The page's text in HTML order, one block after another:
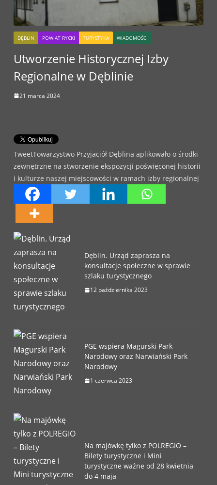
DĘBLIN POWIAT RYCKI TURYSTYKA WIADOMOŚCI
Utworzenie Historycznej Izby
Regionalne w Dęblinie
21 marca 2024
TweetTowarzystwo Przyjaciół Dęblina aplikowało o środki
zewnętrzne na stworzenie ekspozycji poświęconej historii
i kulturze naszej miejscowości w ramach izby regionalnej
Dęblin. Urząd zaprasza na
konsultacje społeczne w sprawie
szlaku turystycznego
12 października 2023
PGE wspiera Magurski Park
Narodowy oraz Narwiański Park
Narodowy
1 czerwca 2023
Na majówkę tylko z POLREGIO –
Bilety turystyczne i Mini
turystyczne ważne od 28 kwietnia
do 4 maja